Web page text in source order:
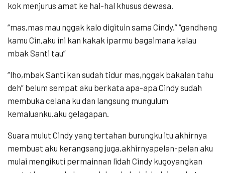
kok menjurus amat ke hal-hal khusus dewasa.
“mas,mas mau nggak kalo digituin sama Cindy.” “gendheng
kamu Cin,aku ini kan kakak iparmu bagaimana kalau
mbak Santi tau”
“lho,mbak Santi kan sudah tidur mas,nggak bakalan tahu
deh” belum sempat aku berkata apa-apa Cindy sudah
membuka celana ku dan langsung mungulum
kemaluanku.aku gelagapan.
Suara mulut Cindy yang tertahan burungku itu akhirnya
membuat aku kerangsang juga.akhirnyapelan-pelan aku
mulai mengikuti permainnan lidah Cindy kugoyangkan